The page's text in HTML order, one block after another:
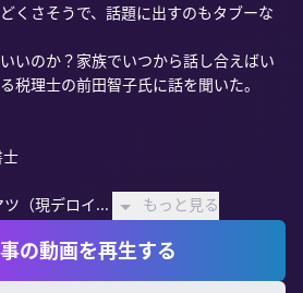
くさそうで、話題に出すのもタブーな
いのか？家族でいつから話し合えばい
税理士の前田智子氏に話を聞いた。
（現デロイ...
もっと見る
の動画を再生する